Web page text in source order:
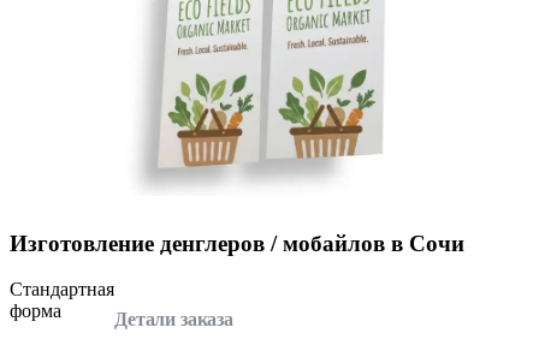
Изготовление денглеров / мобайлов в Сочи
Стандартная
форма
Детали заказа